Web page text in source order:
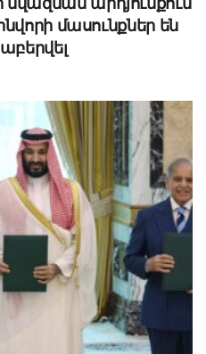
մասունքներ են